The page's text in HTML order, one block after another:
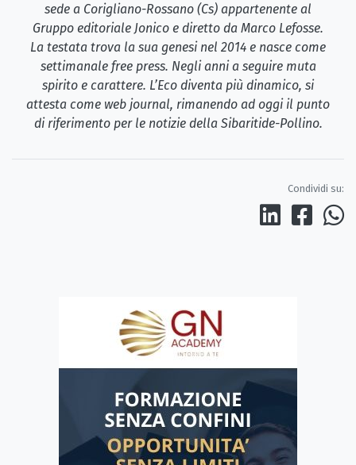
sede a Corigliano-Rossano (Cs) appartenente al
Gruppo editoriale Jonico e diretto da Marco Lefosse.
La testata trova la sua genesi nel 2014 e nasce come
settimanale free press. Negli anni a seguire muta
spirito e carattere. L’Eco diventa più dinamico, si
attesta come web journal, rimanendo ad oggi il punto
di riferimento per le notizie della Sibaritide-Pollino.
Condividi su: